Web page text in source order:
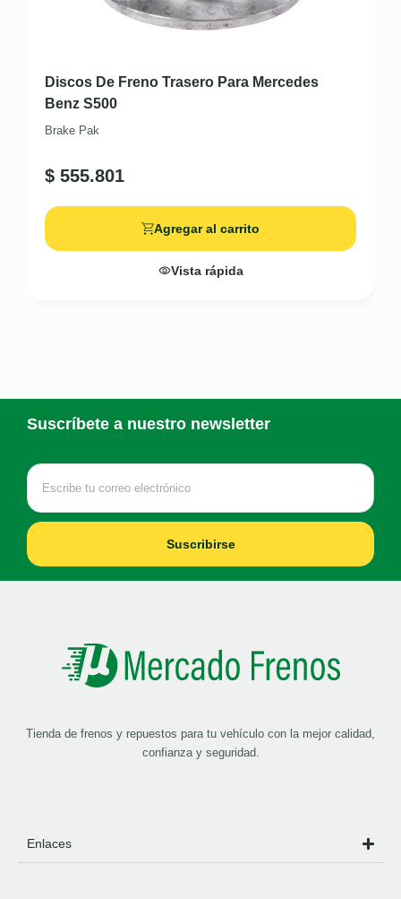
Discos De Freno Trasero Para Mercedes
Benz S500
Brake Pak
$ 555.801
Agregar al carrito
Vista rápida
Suscríbete a nuestro newsletter
Suscribirse
Tienda de frenos y repuestos para tu vehículo con la mejor calidad,
confianza y seguridad.
Enlaces